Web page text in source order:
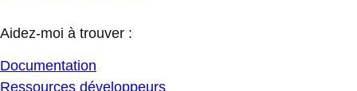
Aidez-moi à trouver :
Documentation
Ressources développeurs